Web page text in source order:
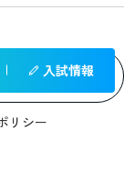
入試情報
リシー